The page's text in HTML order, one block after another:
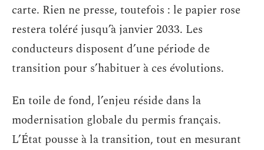
carte. Rien ne presse, toutefois : le papier rose
restera toléré jusqu’à janvier 2033. Les
conducteurs disposent d’une période de
transition pour s’habituer à ces évolutions.
En toile de fond, l’enjeu réside dans la
modernisation globale du permis français.
L’État pousse à la transition, tout en mesurant